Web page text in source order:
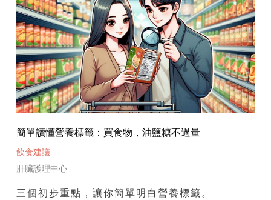
簡單讀懂營養標籤：買食物，油鹽糖不過量
飲食建議
肝臟護理中心
三個初步重點，讓你簡單明白營養標籤。